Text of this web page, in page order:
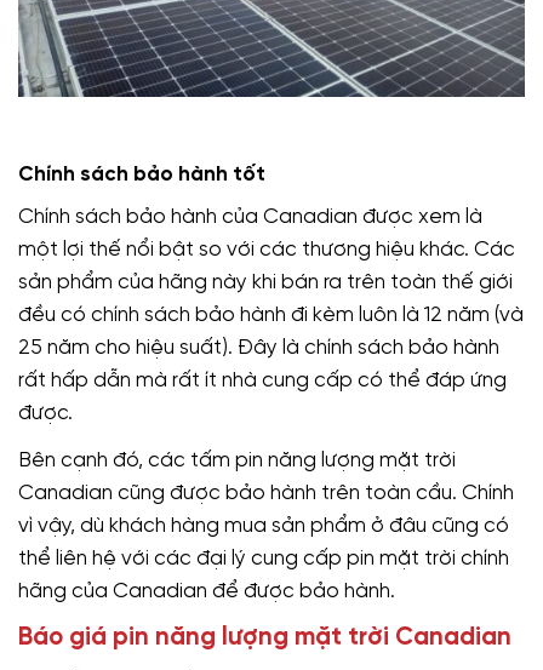
Chính sách bảo hành tốt
Chính sách bảo hành của Canadian được xem là
một lợi thế nổi bật so với các thương hiệu khác. Các
sản phẩm của hãng này khi bán ra trên toàn thế giới
đều có chính sách bảo hành đi kèm luôn là 12 năm (và
25 năm cho hiệu suất). Đây là chính sách bảo hành
rất hấp dẫn mà rất ít nhà cung cấp có thể đáp ứng
được.
Bên cạnh đó, các tấm pin năng lượng mặt trời
Canadian cũng được bảo hành trên toàn cầu. Chính
vì vậy, dù khách hàng mua sản phẩm ở đâu cũng có
thể liên hệ với các đại lý cung cấp pin mặt trời chính
hãng của Canadian để được bảo hành.
Báo giá pin năng lượng mặt trời Canadian